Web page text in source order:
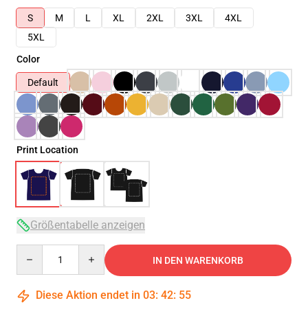
S
M L XL 2XL 3XL
4XL
5XL
Color
Default
Print Location
Größentabelle anzeigen
IN DEN WARENKORB
Diese Aktion endet in 03: 42: 54